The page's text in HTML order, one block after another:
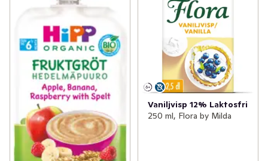
Vaniljvisp 12% Laktosfri
250 ml, Flora by Milda